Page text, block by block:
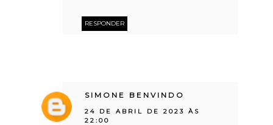
RESPONDER
SIMONE BENVINDO
24 DE ABRIL DE 2023 ÀS
22:00